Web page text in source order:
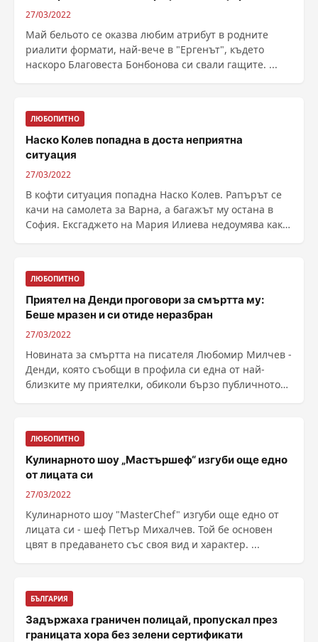
27/03/2022
Май бельото се оказва любим атрибут в родните
риалити формати, най-вече в "Ергенът", където
наскоро Благовеста Бонбонова си свали гащите. ...
ЛЮБОПИТНО
Наско Колев попадна в доста неприятна
ситуация
27/03/2022
В кофти ситуация попадна Наско Колев. Рапърът се
качи на самолета за Варна, а багажът му остана в
София. Ексгаджето на Мария Илиева недоумява как
ЛЮБОПИТНО
Приятел на Денди проговори за смъртта му:
Беше мразен и си отиде неразбран
27/03/2022
Новината за смъртта на писателя Любомир Милчев -
Денди, която съобщи в профила си една от най-
близките му приятелки, обиколи бързо публичното
ЛЮБОПИТНО
Кулинарното шоу „Мастършеф“ изгуби още едно
от лицата си
27/03/2022
Кулинарното шоу "MasterChef" изгуби още едно от
лицата си - шеф Петър Михалчев. Той бе основен
цвят в предаването със своя вид и характер. ...
БЪЛГАРИЯ
Задържаха граничен полицай, пропускал през
границата хора без зелени сертификати